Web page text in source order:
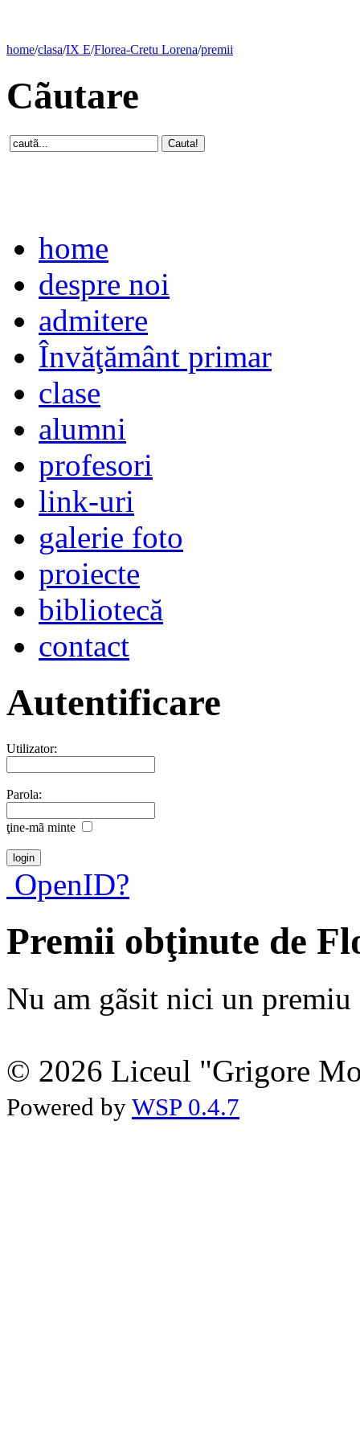
home/clasa/IX E/Florea-Cretu Lorena/premii
Cãutare
home
despre noi
admitere
Învăţământ primar
clase
alumni
profesori
link-uri
galerie foto
proiecte
bibliotecă
contact
Autentificare
Utilizator:
Parola:
ţine-mã minte
OpenID?
Premii obţinute de
Nu am gãsit nici un premiu
© 2026 Liceul "Grigore
Powered by WSP 0.4.7